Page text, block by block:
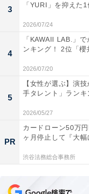
1位：高橋一生／40
View
3
「YURI」を抑えた
2026/07/24
4
「KAWAII LAB.」
ンキング！ 2位「櫻
2026/07/20
5
【女性が選ぶ】演
手タレント」ランキ
2026/05/27
PR
カードローン50万
ヶ月停止して『大幅
渋谷法務総合事務所